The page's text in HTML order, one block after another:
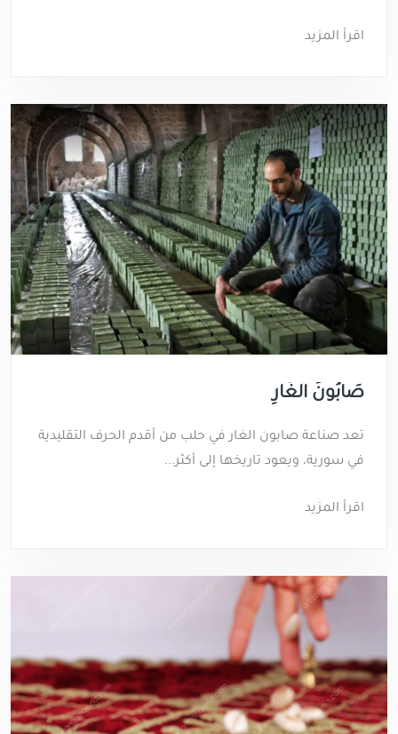
اقرأ المزيد
صَابُونُ الغَارِ
تعد صناعة صابون الغار في حلب من أقدم الحرف التقليدية
في سورية، ويعود تاريخها إلى أكثر...
اقرأ المزيد